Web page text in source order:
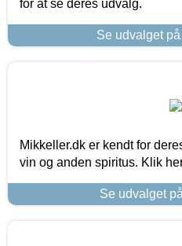
for at se deres udvalg.
Se udvalget
Mikkeller.dk er kendt for
vin og anden spiritus. Klik
Se udvalget